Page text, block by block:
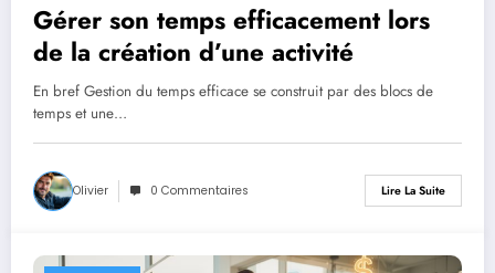
Gérer son temps efficacement lors
de la création d’une activité
En bref Gestion du temps efficace se construit par des blocs de
temps et une…
Olivier 0 Commentaires Lire La Suite